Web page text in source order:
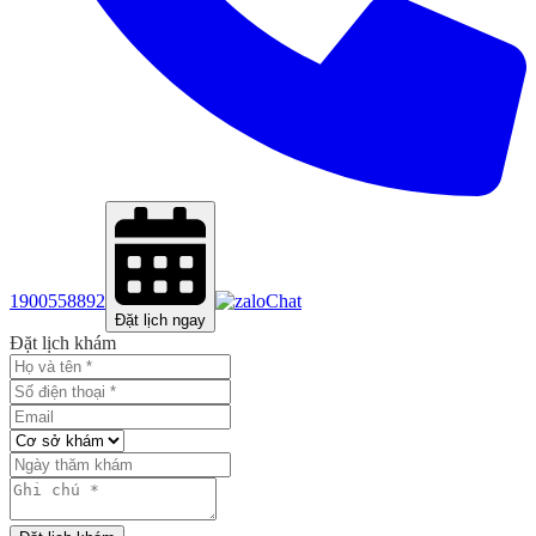
1900558892
Đặt lịch ngay
Chat
Đặt lịch khám